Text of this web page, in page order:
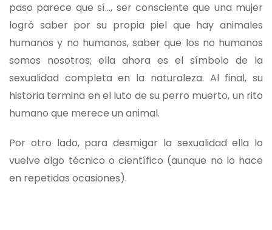
paso parece que sí…, ser consciente que una mujer
logró saber por su propia piel que hay animales
humanos y no humanos, saber que los no humanos
somos nosotros; ella ahora es el símbolo de la
sexualidad completa en la naturaleza. Al final, su
historia termina en el luto de su perro muerto, un rito
humano que merece un animal.
Por otro lado, para desmigar la sexualidad ella lo
vuelve algo técnico o científico (aunque no lo hace
en repetidas ocasiones).